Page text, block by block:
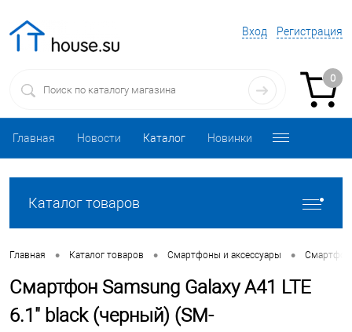
Вход Регистрация
0
Главная Новости Каталог Новинки
Каталог товаров
Главная • Каталог товаров • Смартфоны и аксессуары •
Смартфон Samsung Galaxy A41 LTE
6.1" black (черный) (SM-